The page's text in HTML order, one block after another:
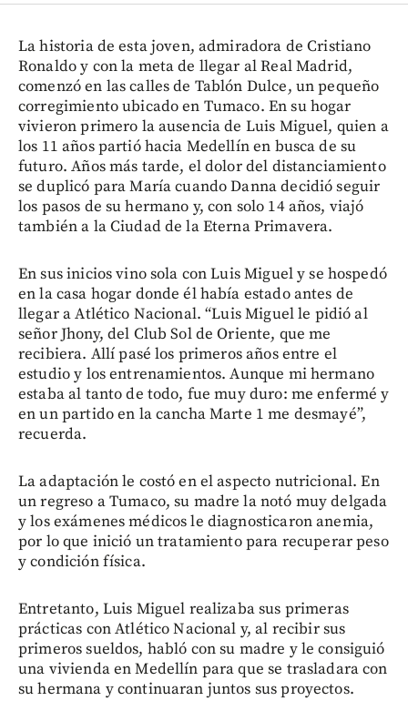
La historia de esta joven, admiradora de Cristiano
Ronaldo y con la meta de llegar al Real Madrid,
comenzó en las calles de Tablón Dulce, un pequeño
corregimiento ubicado en Tumaco. En su hogar
vivieron primero la ausencia de Luis Miguel, quien a
los 11 años partió hacia Medellín en busca de su
futuro. Años más tarde, el dolor del distanciamiento
se duplicó para María cuando Danna decidió seguir
los pasos de su hermano y, con solo 14 años, viajó
también a la Ciudad de la Eterna Primavera.
En sus inicios vino sola con Luis Miguel y se hospedó
en la casa hogar donde él había estado antes de
llegar a Atlético Nacional. “Luis Miguel le pidió al
señor Jhony, del Club Sol de Oriente, que me
recibiera. Allí pasé los primeros años entre el
estudio y los entrenamientos. Aunque mi hermano
estaba al tanto de todo, fue muy duro: me enfermé y
en un partido en la cancha Marte 1 me desmayé”,
recuerda.
La adaptación le costó en el aspecto nutricional. En
un regreso a Tumaco, su madre la notó muy delgada
y los exámenes médicos le diagnosticaron anemia,
por lo que inició un tratamiento para recuperar peso
y condición física.
Entretanto, Luis Miguel realizaba sus primeras
prácticas con Atlético Nacional y, al recibir sus
primeros sueldos, habló con su madre y le consiguió
una vivienda en Medellín para que se trasladara con
su hermana y continuaran juntos sus proyectos.